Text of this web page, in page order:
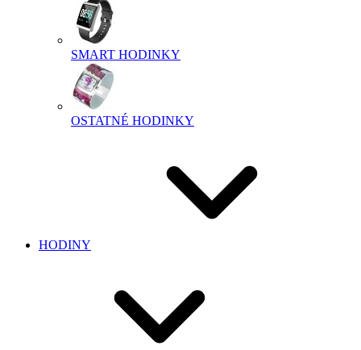
SMART HODINKY
OSTATNÉ HODINKY
HODINY